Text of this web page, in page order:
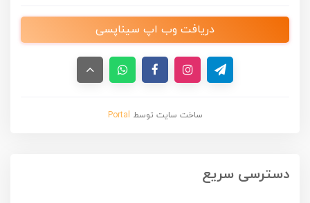
دریافت وب اپ سیناپسی
ساخت سایت توسط Portal
دسترسی سریع